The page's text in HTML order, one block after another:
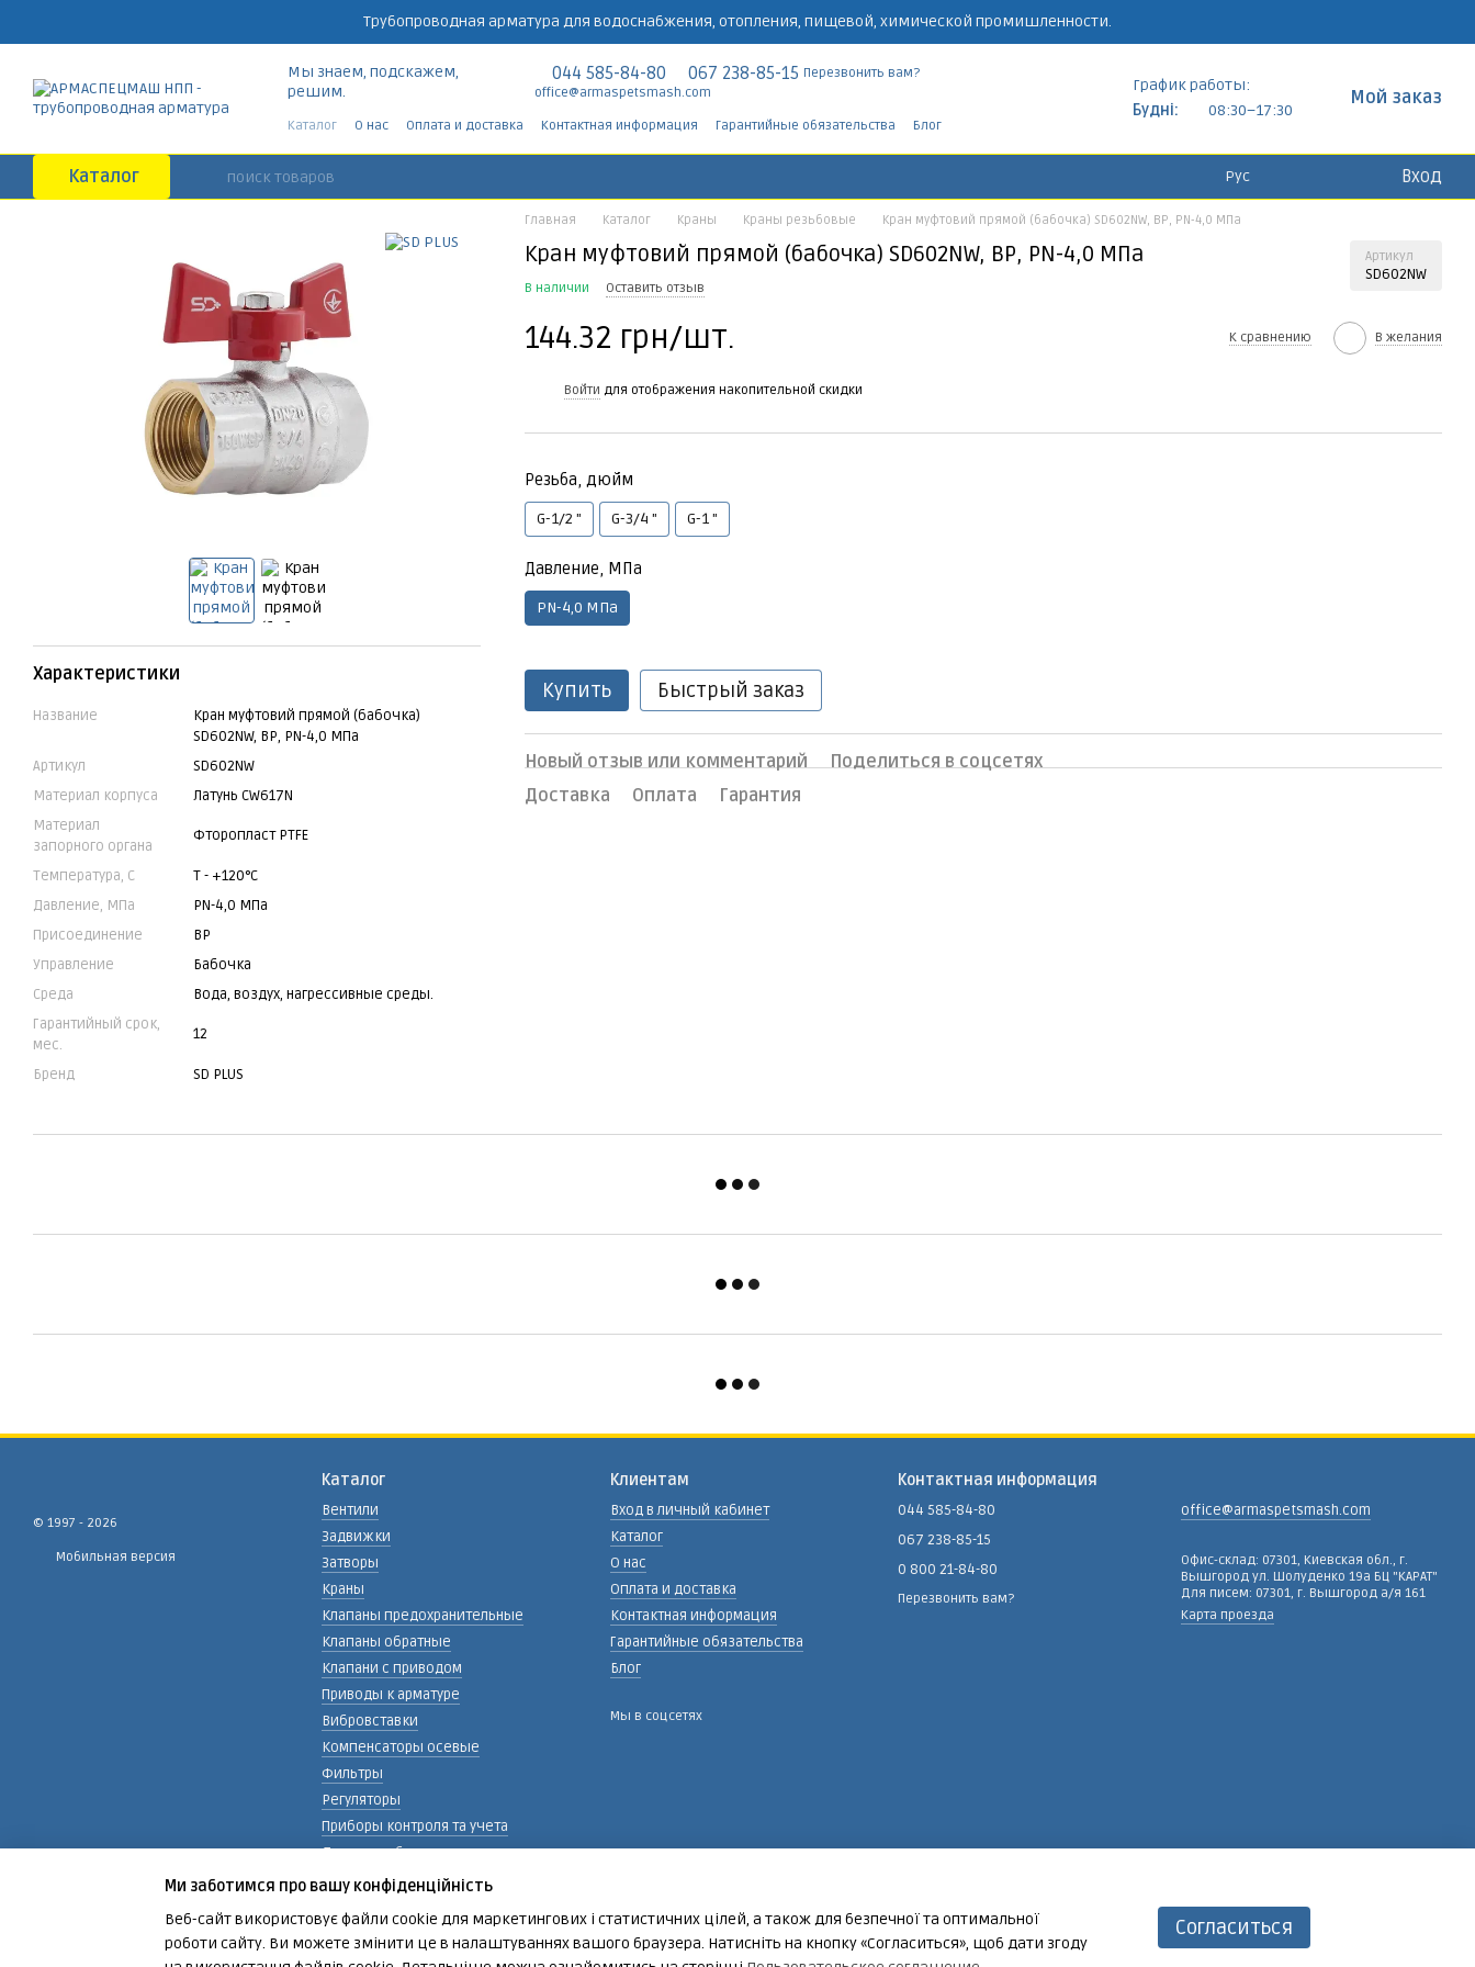
Трубопроводная арматура для водоснабжения, отопления, пищевой, химической промишленности.
Мы знаем, подскажем,
решим.
044 585-84-80 067 238-85-15 Перезвонить вам?
office@armaspetsmash.com
Каталог
О нас Оплата и доставка Контактная информация Гарантийные обязательства Блог
График работы:
Будні:
08:30–17:30
Мой заказ
Каталог Рус Вход
Характеристики
Название
Кран муфтовий прямой (бабочка)
SD602NW, ВР, PN-4,0 МПа
Артикул
SD602NW
Материал корпуса
Латунь CW617N
Материал
запорного органа
Фторопласт PTFE
Температура, С
Т - +120°C
Давление, МПа
PN-4,0 МПа
Присоединение
ВР
Управление
Бабочка
Среда
Вода, воздух, нагрессивные среды.
Гарантийный срок,
мес.
12
Бренд SD PLUS
Главная Каталог Краны Краны резьбовые Кран муфтовий прямой (бабочка) SD602NW, ВР, PN-4,0 МПа
Кран муфтовий прямой (бабочка) SD602NW, ВР, PN-4,0 МПа Артикул
SD602NW
В наличии Оставить отзыв
144.32 грн/шт. К сравнению В желания
Войти для отображения накопительной скидки
Резьба, дюйм
G-1/2 " G-3/4 " G-1 "
Давление, МПа
PN-4,0 МПа
Купить Быстрый заказ
Новый отзыв или комментарий
Поделиться в соцсетях
Доставка
Оплата Гарантия
© 1997 - 2026
Мобильная версия
Интернет-магазин создан с Хорошоп
Каталог
Вентили
Задвижки
Затворы
Краны
Клапаны предохранительные
Клапаны обратные
Клапани с приводом
Приводы к арматуре
Вибровставки
Компенсаторы осевые
Фильтры
Регуляторы
Приборы контроля та учета
Детали трубопровода
Детали монтажа
предохранительных клапанов
Клиентам
Вход в личный кабинет
Каталог
О нас
Оплата и доставка
Контактная информация
Гарантийные обязательства
Блог
Мы в соцсетях
Контактная информация
044 585-84-80
067 238-85-15
0 800 21-84-80
Перезвонить вам?
office@armaspetsmash.com
Офис-склад: 07301, Киевская обл., г.
Вышгород ул. Шолуденко 19а БЦ "КАРАТ"
Для писем: 07301, г. Вышгород а/я 161
Карта проезда
Ми заботимся про вашу конфіденційність
Веб-сайт використовує файли cookie для маркетингових і статистичних цілей, а також для безпечної та оптимальної
роботи сайту. Ви можете змінити це в налаштуваннях вашого браузера. Натисніть на кнопку «Согласиться», щоб дати згоду
Согласиться